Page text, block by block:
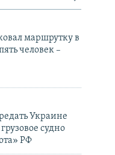
маршрутку в
человек –
Украине
судно
РФ